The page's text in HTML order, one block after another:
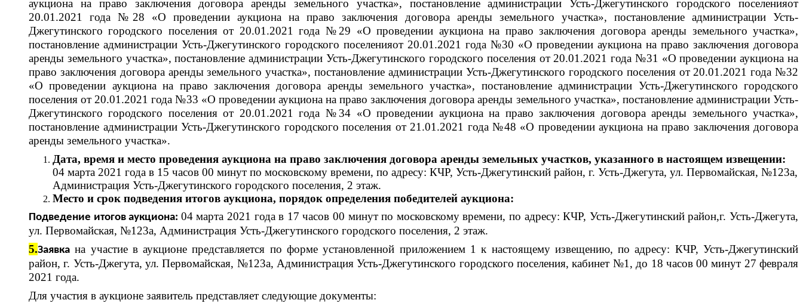
аукциона на право заключения договора аренды земельного участка», постановление администрации Усть-Джегутинского городского поселенияот
20.01.2021 года №28 «О проведении аукциона на право заключения договора аренды земельного участка», постановление администрации Усть-
Джегутинского городского поселения от 20.01.2021 года №29 «О проведении аукциона на право заключения договора аренды земельного участка»,
постановление администрации Усть-Джегутинского городского поселенияот 20.01.2021 года №30 «О проведении аукциона на право заключения договора
аренды земельного участка», постановление администрации Усть-Джегутинского городского поселения от 20.01.2021 года №31 «О проведении аукциона на
право заключения договора аренды земельного участка», постановление администрации Усть-Джегутинского городского поселения от 20.01.2021 года №32
«О проведении аукциона на право заключения договора аренды земельного участка», постановление администрации Усть-Джегутинского городского
поселения от 20.01.2021 года №33 «О проведении аукциона на право заключения договора аренды земельного участка», постановление администрации Усть-
Джегутинского городского поселения от 20.01.2021 года №34 «О проведении аукциона на право заключения договора аренды земельного участка»,
постановление администрации Усть-Джегутинского городского поселения от 21.01.2021 года №48 «О проведении аукциона на право заключения договора
аренды земельного участка».
Дата, время и место проведения аукциона на право заключения договора аренды земельных участков, указанного в настоящем извещении:
04 марта 2021 года в 15 часов 00 минут по московскому времени, по адресу: КЧР, Усть-Джегутинский район, г. Усть-Джегута, ул. Первомайская, №123а,
Администрация Усть-Джегутинского городского поселения, 2 этаж.
Место и срок подведения итогов аукциона, порядок определения победителей аукциона:
Подведение итогов аукциона: 04 марта 2021 года в 17 часов 00 минут по московскому времени, по адресу: КЧР, Усть-Джегутинский район,г. Усть-Джегута,
ул. Первомайская, №123а, Администрация Усть-Джегутинского городского поселения, 2 этаж.
5.Заявка на участие в аукционе представляется по форме установленной приложением 1 к настоящему извещению, по адресу: КЧР, Усть-Джегутинский
район, г. Усть-Джегута, ул. Первомайская, №123а, Администрация Усть-Джегутинского городского поселения, кабинет №1, до 18 часов 00 минут 27 февраля
2021 года.
Для участия в аукционе заявитель представляет следующие документы: